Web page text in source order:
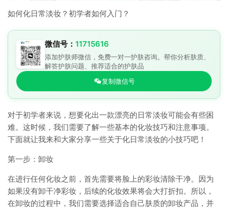
如何化日常淡妆？初学者如何入门？
微信号： 11715616
添加护肤师微信，免费一对一护肤咨询。帮你分析肤质、
解答护肤问题、推荐适合的护肤品
复制微信号
对于初学者来说，想要化出一款漂亮的日常淡妆可能会有些困
难。这时候，我们需要了解一些基本的化妆技巧和注意事项。
下面就让我来和大家分享一些关于化日常淡妆的小技巧吧！
第一步：卸妆
在进行任何化妆之前，首先需要将脸上的彩妆清除干净。因为
如果没有卸干净彩妆，后续的化妆效果将会大打折扣。所以，
在卸妆的过程中，我们需要选择适合自己肤质的卸妆产品，并